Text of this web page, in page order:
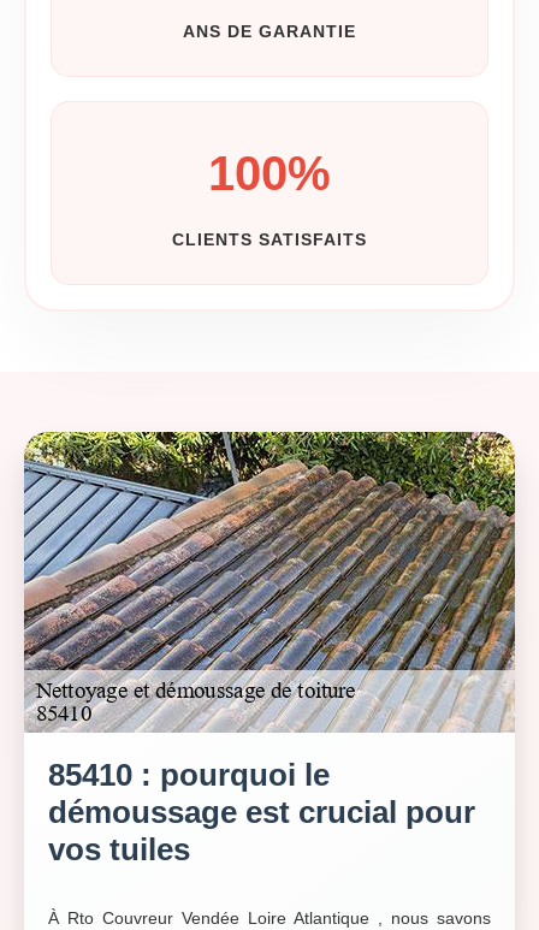
ANS DE GARANTIE
100%
CLIENTS SATISFAITS
85410 : pourquoi le
démoussage est crucial pour
vos tuiles
À Rto Couvreur Vendée Loire Atlantique , nous savons